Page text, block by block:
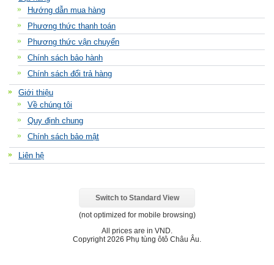
Hướng dẫn mua hàng
Phương thức thanh toán
Phương thức vận chuyển
Chính sách bảo hành
Chính sách đổi trả hàng
Giới thiệu
Về chúng tôi
Quy định chung
Chính sách bảo mật
Liên hệ
Switch to Standard View
(not optimized for mobile browsing)
All prices are in VND
Copyright 2026 Phụ tùng ôtô Châu Âu.